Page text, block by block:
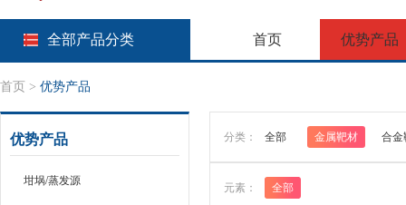
全部产品分类 首页 优势产品
首页 > 优势产品
优势产品
坩埚/蒸发源
分类： 全部 金属靶材 合金
元素： 全部